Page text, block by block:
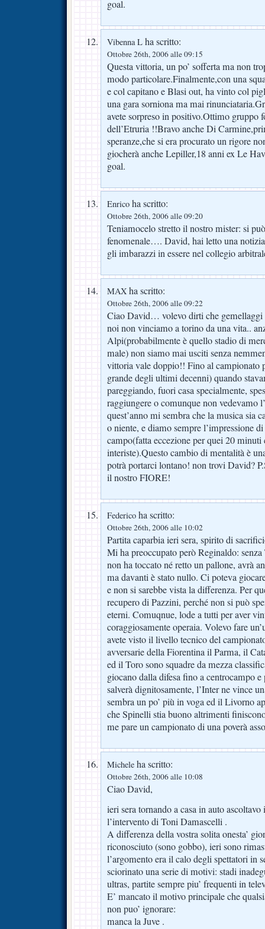
goal.
Vibenna L ha scritto:
Ottobre 26th, 2006 alle 09:15
Questa vittoria, un po’ sofferta ma non
modo particolare.Finalmente,con una
e col capitano e Blasi out, ha vinto col
una gara sorniona ma mai
avete sorpreso in positivo.Ottimo gruppo
dell’Etruria !!Bravo anche Di
speranze,che si era procurato un rigore
giocherà anche Lepiller,18 anni ex Le
goal.
Enrico ha scritto:
Ottobre 26th, 2006 alle 09:20
Teniamocelo stretto il nostro mister: si
fenomenale…. David, hai letto una
gli imbarazzi in essere nel collegio
MAX ha scritto:
Ottobre 26th, 2006 alle 09:22
Ciao David… volevo dirti che gemellaggi
noi non vinciamo a torino da una vita..
Alpi(probabilmente è quello stadio di
male) non siamo mai usciti senza
vittoria vale doppio!! Fino al campionato
grande degli ultimi decenni) quando
pareggiando, fuori casa specialmente,
raggiungere o comunque non vedevamo
quest’anno mi sembra che la musica sia
o niente, e diamo sempre l’impressione
campo(fatta eccezione per quei 20 minuti
interiste).Questo cambio di mentalità è
potrà portarci lontano! non trovi David?
il nostro FIORE!
Federico ha scritto:
Ottobre 26th, 2006 alle 10:02
Partita caparbia ieri sera, spirito di
Mi ha preoccupato però Reginaldo:
non ha toccato né retto un pallone, avrà
ma davanti è stato nullo. Ci poteva
e non si sarebbe vista la differenza. Per
recupero di Pazzini, perché non si può
eterni. Comuqnue, lode a tutti per aver
coraggiosamente operaia. Volevo fare
avete visto il livello tecnico del
avversarie della Fiorentina il Parma, il
ed il Toro sono squadre da mezza
giocano dalla difesa fino a centrocampo
salverà dignitosamente, l’Inter ne vince
sembra un po’ più in voga ed il Livorno
che Spinelli stia buono altrimenti
me pare un campionato di una poverà
Michele ha scritto:
Ottobre 26th, 2006 alle 10:08
Ciao David,
ieri sera tornando a casa in auto
l’intervento di Toni Damascelli .
A differenza della vostra solita onesta’
riconosciuto (sono gobbo), ieri sono
l’argomento era il calo degli spettatori in
sciorinato una serie di motivi: stadi
ultras, partite sempre piu’ frequenti in
E’ mancato il motivo principale che
non puo’ ignorare:
manca la Juve .